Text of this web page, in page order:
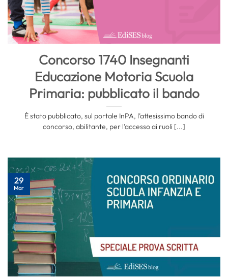
Concorso 1740 Insegnanti
Educazione Motoria Scuola
Primaria: pubblicato il bando
È stato pubblicato, sul portale InPA, l’attesissimo bando di
concorso, abilitante, per l’accesso ai ruoli [...]
29
Mar